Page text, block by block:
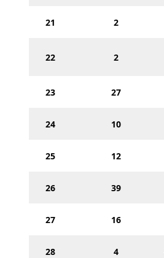
21 2
22 2
23 27
24 10
25 12
26 39
27 16
28 4